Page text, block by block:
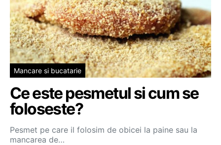
Mancare si bucatarie
Ce este pesmetul si cum se
foloseste?
Pesmet pe care il folosim de obicei la paine sau la
mancarea de…